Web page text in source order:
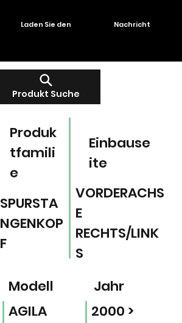
Produkt Suche
Laden Sie den Nachricht
Einbause
ite
Produk
tfamili
e
VORDERACHS
E
RECHTS/LINK
S
SPURSTA
NGENKOP
F
Modell Jahr
AGILA
2000 >